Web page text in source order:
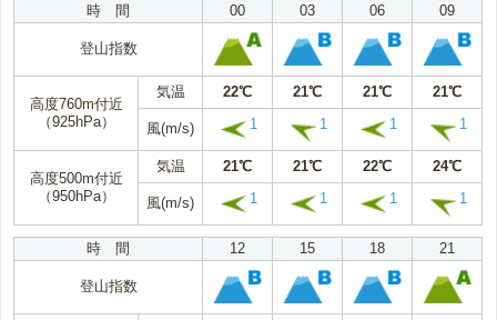
時 間
00 03 06 09
登山指数
高度760m付近
（925hPa）
気温 22℃ 21℃ 21℃ 21℃
風(m/s) 1 1 1 1
高度500m付近
（950hPa）
気温 21℃ 21℃ 22℃ 24℃
風(m/s) 1 1 1 1
時 間 12 15 18 21
登山指数